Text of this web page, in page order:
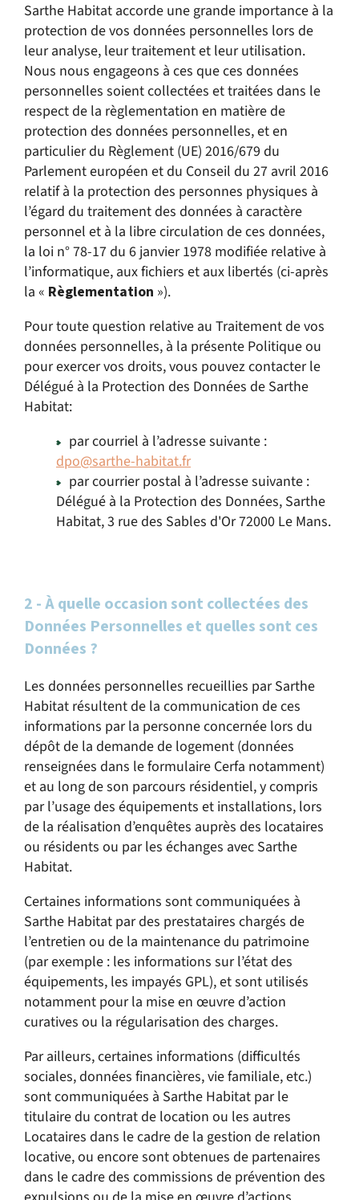
Sarthe Habitat accorde une grande importance à la
protection de vos données personnelles lors de
leur analyse, leur traitement et leur utilisation.
Nous nous engageons à ces que ces données
personnelles soient collectées et traitées dans le
respect de la règlementation en matière de
protection des données personnelles, et en
particulier du Règlement (UE) 2016/679 du
Parlement européen et du Conseil du 27 avril 2016
relatif à la protection des personnes physiques à
l’égard du traitement des données à caractère
personnel et à la libre circulation de ces données,
la loi n° 78-17 du 6 janvier 1978 modifiée relative à
l’informatique, aux fichiers et aux libertés (ci-après
la « Règlementation »).
Pour toute question relative au Traitement de vos
données personnelles, à la présente Politique ou
pour exercer vos droits, vous pouvez contacter le
Délégué à la Protection des Données de Sarthe
Habitat:
par courriel à l’adresse suivante :
dpo@sarthe-habitat.fr
par courrier postal à l’adresse suivante :
Délégué à la Protection des Données, Sarthe
Habitat, 3 rue des Sables d'Or 72000 Le Mans.
2 - À quelle occasion sont collectées des
Données Personnelles et quelles sont ces
Données ?
Les données personnelles recueillies par Sarthe
Habitat résultent de la communication de ces
informations par la personne concernée lors du
dépôt de la demande de logement (données
renseignées dans le formulaire Cerfa notamment)
et au long de son parcours résidentiel, y compris
par l’usage des équipements et installations, lors
de la réalisation d’enquêtes auprès des locataires
ou résidents ou par les échanges avec Sarthe
Habitat.
Certaines informations sont communiquées à
Sarthe Habitat par des prestataires chargés de
l’entretien ou de la maintenance du patrimoine
(par exemple : les informations sur l’état des
équipements, les impayés GPL), et sont utilisés
notamment pour la mise en œuvre d’action
curatives ou la régularisation des charges.
Par ailleurs, certaines informations (difficultés
sociales, données financières, vie familiale, etc.)
sont communiquées à Sarthe Habitat par le
titulaire du contrat de location ou les autres
Locataires dans le cadre de la gestion de relation
locative, ou encore sont obtenues de partenaires
dans le cadre des commissions de prévention des